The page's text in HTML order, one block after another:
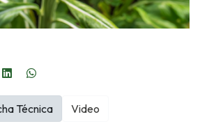
Técnica Video